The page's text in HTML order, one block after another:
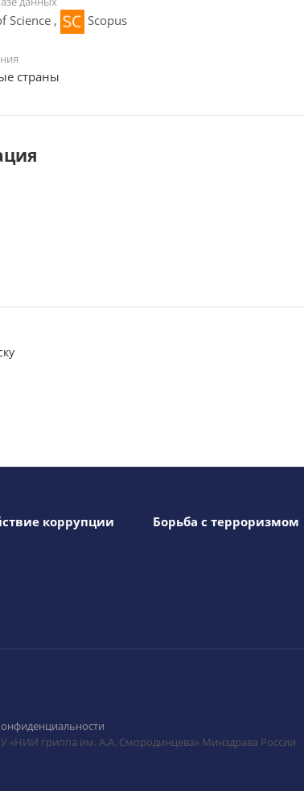
Science , Scopus
страны
коррупции Борьба с терроризмом
«НИИ гриппа им. А.А. Смородинцева» Минздрава России